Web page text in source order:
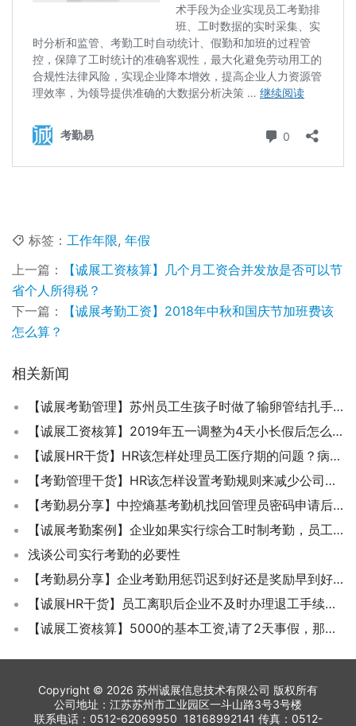
标签： 工作年限, 年假
上一篇：
【诚展工资核算】几个月工资合并发放是否可以节
省个人所得税？
下一篇：
【诚展考勤工资】2018年中秋和国庆节加班费该
怎么算？
相关新闻
【诚展考勤管理】苏州员工生孩子时做了输卵管结扎手术请问有假期吗？
【诚展工资核算】2019年五一调整为4天小长假后怎么计算加班工资？
【诚展HR干货】HR该怎样处理员工医疗期的问题？病假和医疗期有啥区别？
【考勤管理干货】HR该怎样设置考勤规则来减少公司的考勤异常？
【考勤易分享】中控熵基考勤机找回管理员密码申请后回复的邮件里日期不匹配怎么办？
【诚展考勤案例】企业如果实行综合工时制考勤，员工有年休假吗?
浅谈公司实行考勤的必要性
【考勤易分享】企业考勤用惩罚迟到好还是奖励早到好？
【诚展HR干货】员工离职后企业不及时办理退工手续影响就业是否需要赔偿？
【诚展工资核算】5000的基本工资,请了2天事假，那么到底应该扣多少工资呢?
Copyright © 2026 苏州诚展信息技术有限公司 版权所有
公司地址：江苏苏州市工业园区一斗山路3号3号楼
联系电话：0512-62069950 18168992141 传真：0512-